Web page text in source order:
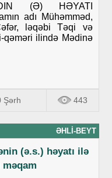
(Ə) HƏYATI
adı Mühəmməd,
ləqəbi Təqi və
qəməri ilində Mədinə
Şərh 443
ƏHLI-BEYT
(ə.s.) həyatı ilə
məqam